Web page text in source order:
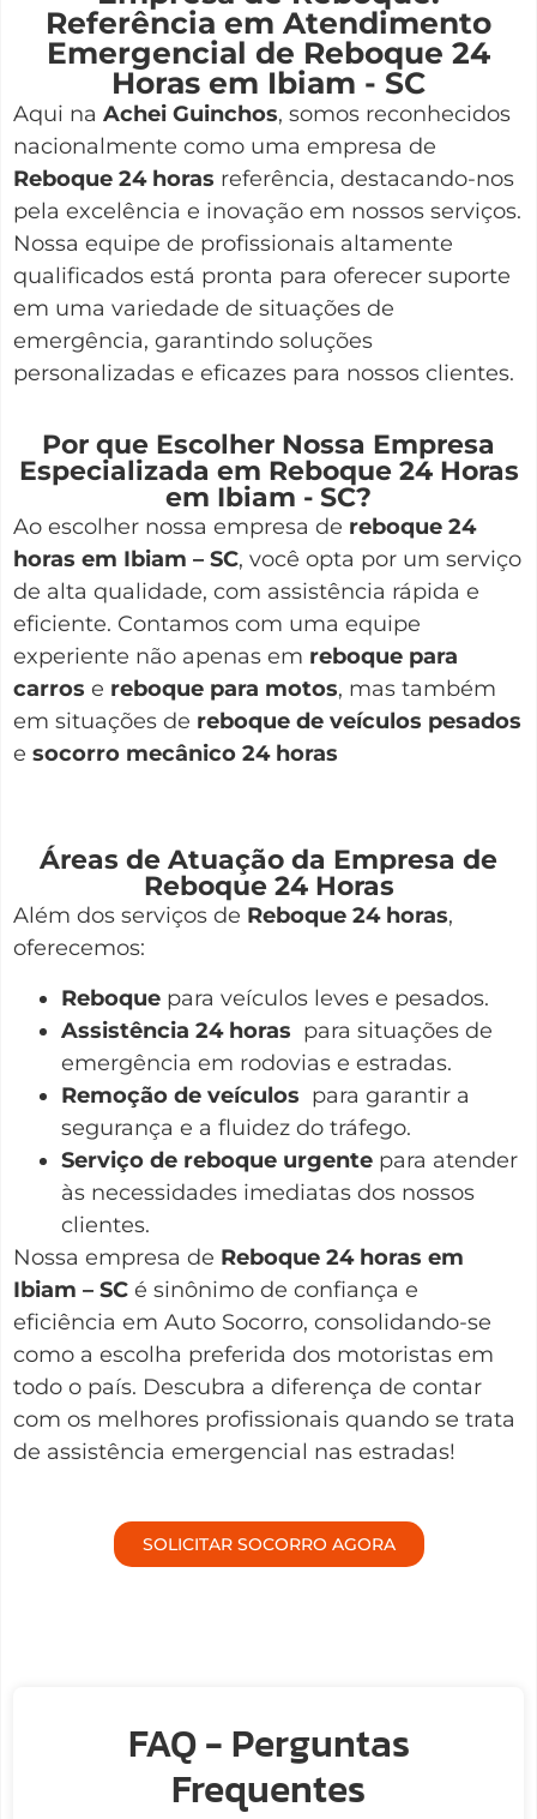
Referência em Atendimento
Emergencial de Reboque 24
Horas em Ibiam - SC
Aqui na Achei Guinchos, somos reconhecidos
nacionalmente como uma empresa de
Reboque 24 horas referência, destacando-nos
pela excelência e inovação em nossos serviços.
Nossa equipe de profissionais altamente
qualificados está pronta para oferecer suporte
em uma variedade de situações de
emergência, garantindo soluções
personalizadas e eficazes para nossos clientes.
Por que Escolher Nossa Empresa
Especializada em Reboque 24 Horas
em Ibiam - SC?
Ao escolher nossa empresa de reboque 24
horas em Ibiam – SC, você opta por um serviço
de alta qualidade, com assistência rápida e
eficiente. Contamos com uma equipe
experiente não apenas em reboque para
carros e reboque para motos, mas também
em situações de reboque de veículos pesados
e socorro mecânico 24 horas
Áreas de Atuação da Empresa de
Reboque 24 Horas
Além dos serviços de Reboque 24 horas,
oferecemos:
Reboque para veículos leves e pesados.
Assistência 24 horas para situações de
emergência em rodovias e estradas.
Remoção de veículos para garantir a
segurança e a fluidez do tráfego.
Serviço de reboque urgente para atender
às necessidades imediatas dos nossos
clientes.
Nossa empresa de Reboque 24 horas em
Ibiam – SC é sinônimo de confiança e
eficiência em Auto Socorro, consolidando-se
como a escolha preferida dos motoristas em
todo o país. Descubra a diferença de contar
com os melhores profissionais quando se trata
de assistência emergencial nas estradas!
SOLICITAR SOCORRO AGORA
FAQ - Perguntas
Frequentes